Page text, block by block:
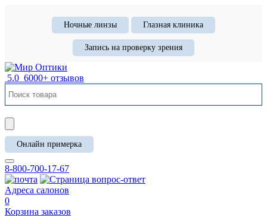
Ночные линзы Глазная клиника
Запись на проверку зрения
5.0 6000+ отзывов
Онлайн примерка
8-800-700-17-67
Адреса салонов
0
Корзина заказов